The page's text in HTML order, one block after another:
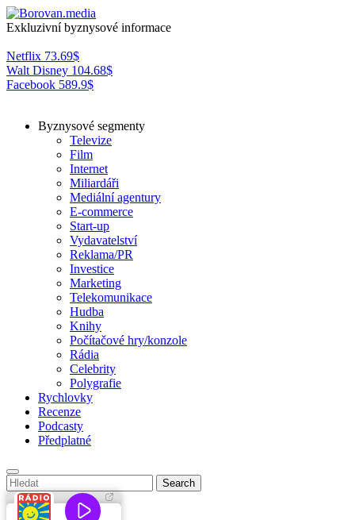
Exkluzivní byznysové informace
Netflix 73.69$
Walt Disney 104.68$
Facebook 589.9$
Byznysové segmenty
Televize
Film
Internet
Miliardáři
Mediální agentury
E-commerce
Start-up
Vydavatelství
Reklama/PR
Investice
Marketing
Telekomunikace
Hudba
Knihy
Počítačové hry/konzole
Rádia
Celebrity
Polygrafie
Rychlovky
Recenze
Podcasty
Předplatné